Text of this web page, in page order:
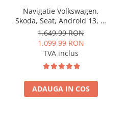
Navigatie Volkswagen,
Skoda, Seat, Android 13, S-
Quadcore / 4GB RAM +
64GB ROM, 9 Inch - AD-
BGSW94L
1.649,99 RON
1.099,99 RON
TVA inclus
ADAUGA IN COS